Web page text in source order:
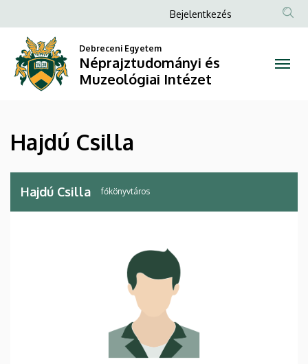
Csilla
Néprajztudományi
Muzeológiai
Intézet
a
tartalomra
Anonim
fiók
menüje
Bejelentkezés
Debreceni Egyetem
Néprajztudományi és
Muzeológiai Intézet
Hajdú Csilla
Hajdú Csilla főkönyvtáros